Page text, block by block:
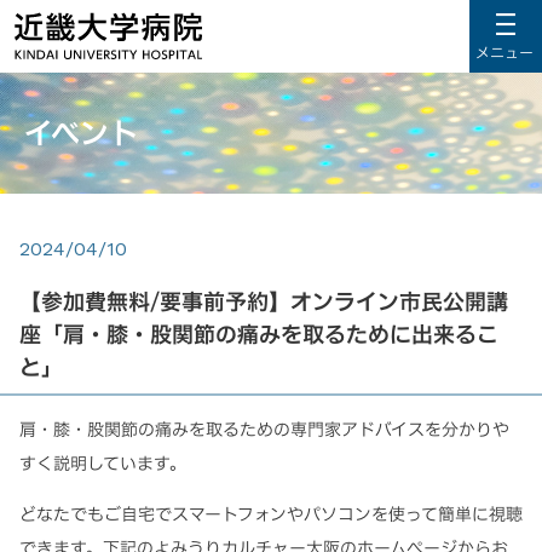
メニュー
イベント
2024/04/10
【参加費無料/要事前予約】オンライン市民公開講
座「肩・膝・股関節の痛みを取るために出来るこ
と」
肩・膝・股関節の痛みを取るための専門家アドバイスを分かりや
すく説明しています。
どなたでもご自宅でスマートフォンやパソコンを使って簡単に視聴
できます。下記のよみうりカルチャー大阪のホームページからお